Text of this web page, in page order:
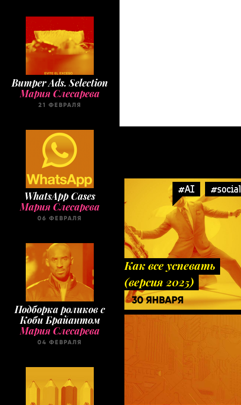
Bumper Ads. Selection
Мария Слесарева
21 ФЕВРАЛЯ
WhatsApp Cases
Мария Слесарева
06 ФЕВРАЛЯ
Подборка роликов с
Коби Брайантом
Мария Слесарева
04 ФЕВРАЛЯ
#AI #social
Как все успевать
(версия 2025)
30 ЯНВАРЯ